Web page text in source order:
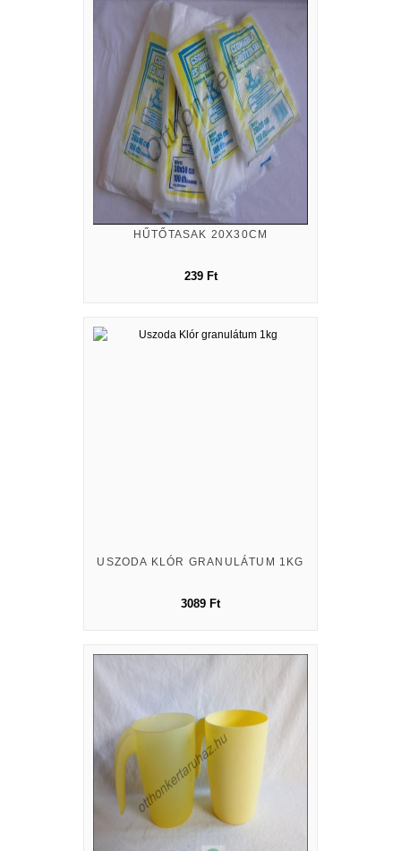
HŰTŐTASAK 20X30CM
239 Ft
USZODA KLÓR GRANULÁTUM 1KG
3089 Ft